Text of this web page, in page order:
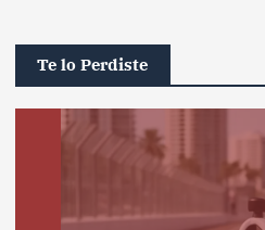
Te lo Perdiste